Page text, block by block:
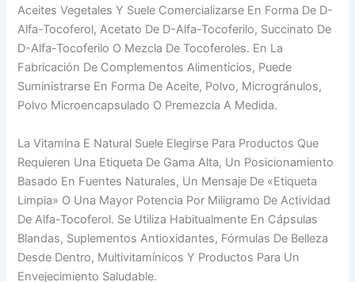
Aceites Vegetales Y Suele Comercializarse En Forma De D-
Alfa-Tocoferol, Acetato De D-Alfa-Tocoferilo, Succinato De
D-Alfa-Tocoferilo O Mezcla De Tocoferoles. En La
Fabricación De Complementos Alimenticios, Puede
Suministrarse En Forma De Aceite, Polvo, Microgránulos,
Polvo Microencapsulado O Premezcla A Medida.
La Vitamina E Natural Suele Elegirse Para Productos Que
Requieren Una Etiqueta De Gama Alta, Un Posicionamiento
Basado En Fuentes Naturales, Un Mensaje De «etiqueta
Limpia» O Una Mayor Potencia Por Miligramo De Actividad
De Alfa-Tocoferol. Se Utiliza Habitualmente En Cápsulas
Blandas, Suplementos Antioxidantes, Fórmulas De Belleza
Desde Dentro, Multivitamínicos Y Productos Para Un
Envejecimiento Saludable.